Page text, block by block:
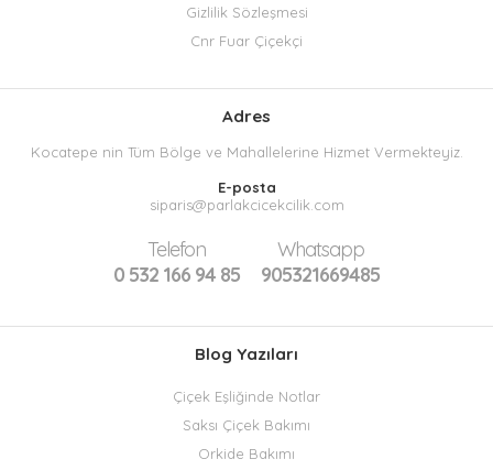
Gizlilik Sözleşmesi
Cnr Fuar Çiçekçi
Adres
Kocatepe nin Tüm Bölge ve Mahallelerine Hizmet Vermekteyiz.
E-posta
siparis@parlakcicekcilik.com
Telefon
0 532 166 94 85
Whatsapp
905321669485
Blog Yazıları
Çiçek Eşliğinde Notlar
Saksı Çiçek Bakımı
Orkide Bakımı